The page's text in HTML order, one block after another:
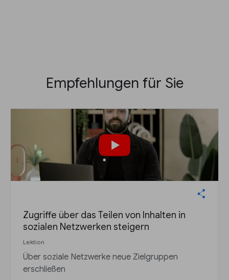
Empfehlungen für Sie
Zugriffe über das Teilen von Inhalten in
sozialen Netzwerken steigern
Lektion
Über soziale Netzwerke neue Zielgruppen
erschließen